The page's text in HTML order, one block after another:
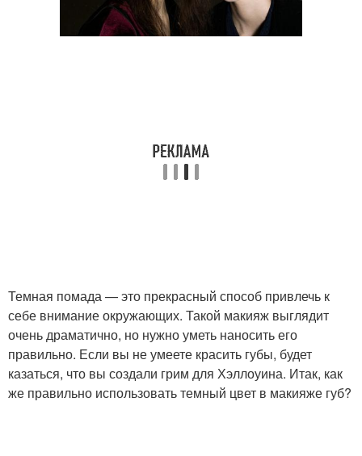
Темная помада — это прекрасный способ привлечь к
себе внимание окружающих. Такой макияж выглядит
очень драматично, но нужно уметь наносить его
правильно. Если вы не умеете красить губы, будет
казаться, что вы создали грим для Хэллоуина. Итак, как
же правильно использовать темный цвет в макияже губ?